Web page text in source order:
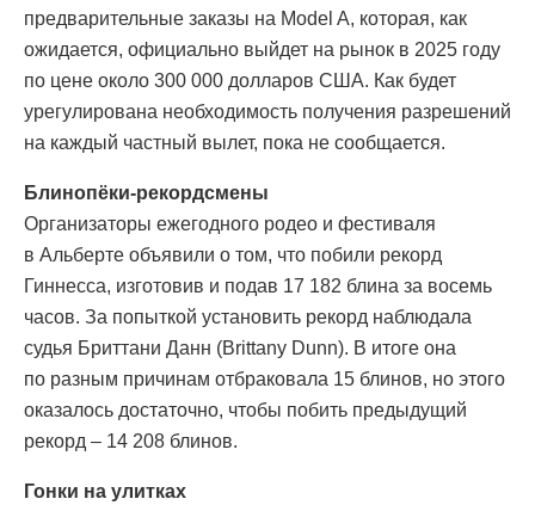
предварительные заказы на Model A, которая, как
ожидается, официально выйдет на рынок в 2025 году
по цене около 300 000 долларов США. Как будет
урегулирована необходимость получения разрешений
на каждый частный вылет, пока не сообщается.
Блинопёки-рекордсмены
Организаторы ежегодного родео и фестиваля
в Альберте объявили о том, что побили рекорд
Гиннесса, изготовив и подав 17 182 блина за восемь
часов. За попыткой установить рекорд наблюдала
судья Бриттани Данн (Brittany Dunn). В итоге она
по разным причинам отбраковала 15 блинов, но этого
оказалось достаточно, чтобы побить предыдущий
рекорд – 14 208 блинов.
Гонки на улитках